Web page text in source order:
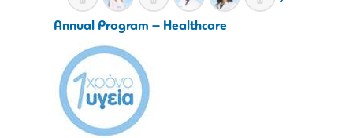
Annual Program – Healthcare